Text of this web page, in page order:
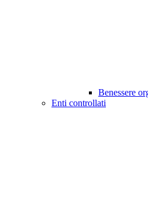
Benessere
Enti controllati